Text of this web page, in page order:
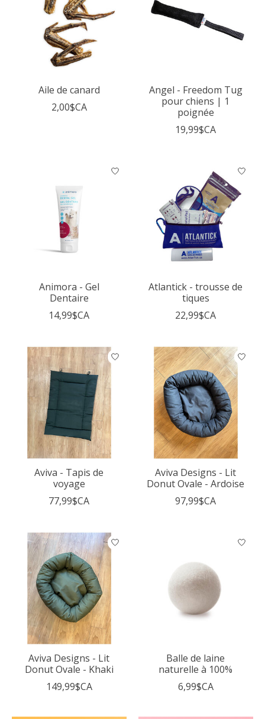
Aile de canard
2,00$CA
Angel - Freedom Tug
pour chiens | 1
poignée
19,99$CA
Animora - Gel
Dentaire
14,99$CA
Atlantick - trousse de
tiques
22,99$CA
Aviva - Tapis de
voyage
77,99$CA
Aviva Designs - Lit
Donut Ovale - Ardoise
97,99$CA
Aviva Designs - Lit
Donut Ovale - Khaki
149,99$CA
Balle de laine
naturelle à 100%
6,99$CA